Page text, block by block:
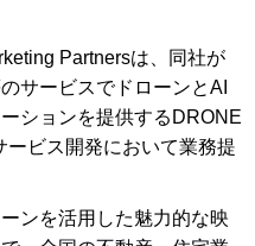
Partnersは、同社が
サービスでドローンとAI
ションを提供するDRONE
ービス開発において業務提
ンを活用した魅力的な映